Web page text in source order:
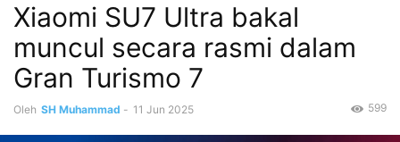
Xiaomi SU7 Ultra bakal
muncul secara rasmi dalam
Gran Turismo 7
Oleh SH Muhammad - 11 Jun 2025 599